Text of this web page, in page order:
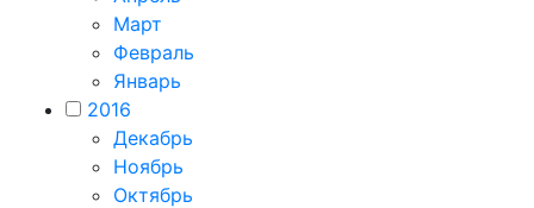
Март
Февраль
Январь
2016
Декабрь
Ноябрь
Октябрь